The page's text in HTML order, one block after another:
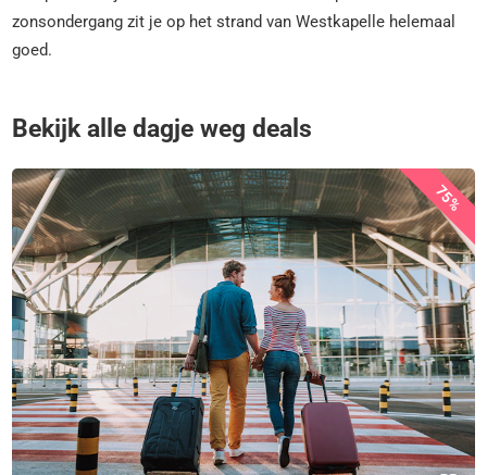
zonsondergang zit je op het strand van Westkapelle helemaal
goed.
Bekijk alle dagje weg deals
75%